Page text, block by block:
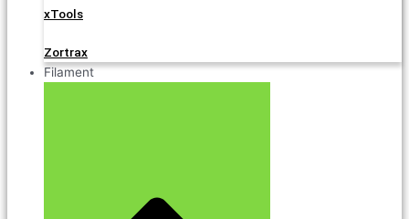
xTools
Zortrax
Filament